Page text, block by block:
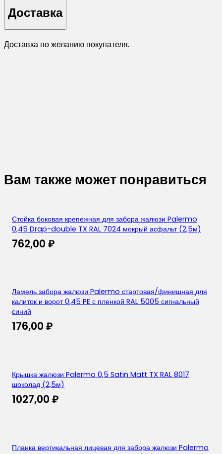
Доставка
Доставка по желанию покупателя.
Вам также может понравиться
Стойка боковая крепежная для забора жалюзи Palermo
0,45 Drap-double TX RAL 7024 мокрый асфальт (2,5м)
762,00 ₽
Ламель забора жалюзи Palermo стартовая/финишная для
калиток и ворот 0,45 PE с пленкой RAL 5005 сигнальный
синий
176,00 ₽
Крышка жалюзи Palermo 0,5 Satin Matt TX RAL 8017
шоколад (2,5м)
1027,00 ₽
Планка вертикальная лицевая для забора жалюзи Palermo